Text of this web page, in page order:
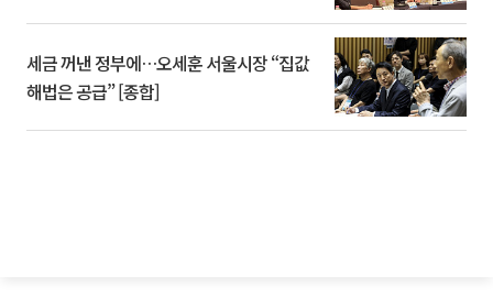
세금 꺼낸 정부에…오세훈 서울시장 “집값
해법은 공급” [종합]